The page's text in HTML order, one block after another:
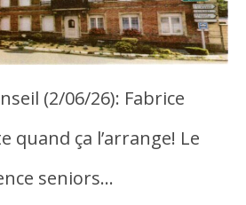
(2/06/26): Fabrice
quand ça l’arrange! Le
seniors…